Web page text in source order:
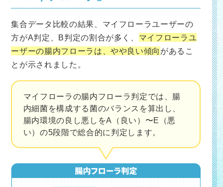
集合データ比較の結果、マイフローラユーザーの
方がA判定、B判定の割合が多く、 マイフローラユ
ーザーの腸内フローラは、やや良い傾向 があるこ
とが示されました。
マイフローラの腸内フローラ判定では、腸
内細菌を構成する菌のバランスを算出し、
腸内環境の良し悪しをA（良い）〜E（悪
い）の5段階で総合的に判定します。